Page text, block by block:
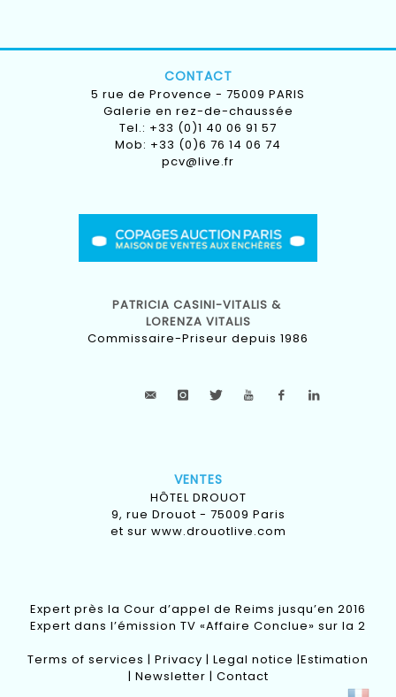
CONTACT
5 rue de Provence - 75009 PARIS
Galerie en rez-de-chaussée
Tel.: +33 (0)1 40 06 91 57
Mob: +33 (0)6 76 14 06 74
pcv@live.fr
PATRICIA CASINI-VITALIS &
LORENZA VITALIS
Commissaire-Priseur depuis 1986
VENTES
HÔTEL DROUOT
9, rue Drouot - 75009 Paris
et sur www.drouotlive.com
Expert près la Cour d’appel de Reims jusqu’en 2016
Expert dans l’émission TV «Affaire Conclue» sur la 2
Terms of services | Privacy | Legal notice |Estimation
| Newsletter | Contact